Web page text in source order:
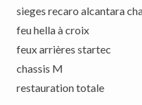
sieges recaro alcantara
feu hella à croix
feux arrières startec
chassis M
restauration totale